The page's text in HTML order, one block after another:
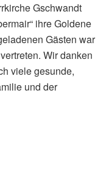
Gschwandt
ihre Goldene
Gästen war
Wir danken
viele gesunde,
und der